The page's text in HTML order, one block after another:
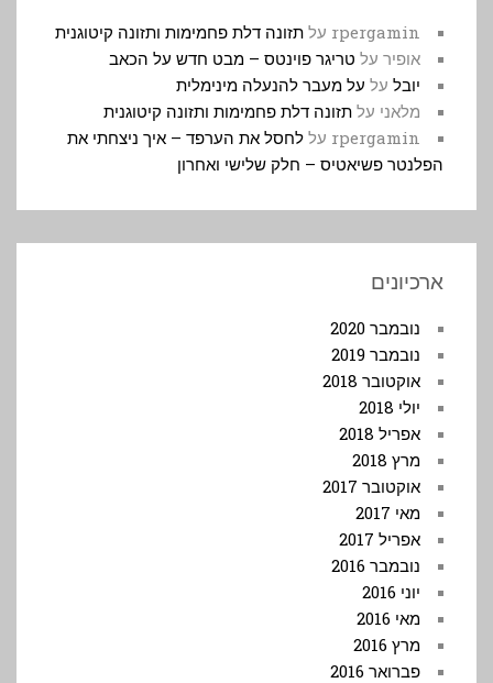
rpergamin על תזונה דלת פחמימות ותזונה קיטוגנית
אופיר על טריגר פוינטס – מבט חדש על הכאב
יובל על על מעבר להנעלה מינימלית
מלאני על תזונה דלת פחמימות ותזונה קיטוגנית
rpergamin על לחסל את הערפד – איך ניצחתי את
הפלנטר פשיאטיס – חלק שלישי ואחרון
ארכיונים
נובמבר 2020
נובמבר 2019
אוקטובר 2018
יולי 2018
אפריל 2018
מרץ 2018
אוקטובר 2017
מאי 2017
אפריל 2017
נובמבר 2016
יוני 2016
מאי 2016
מרץ 2016
פברואר 2016